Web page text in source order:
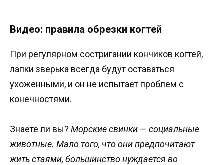
Видео: правила обрезки когтей
При регулярном состригании кончиков когтей,
лапки зверька всегда будут оставаться
ухоженными, и он не испытает проблем с
конечностями.
Знаете ли вы? Морские свинки — социальные
животные. Мало того, что они предпочитают
жить стаями, большинство нуждается во